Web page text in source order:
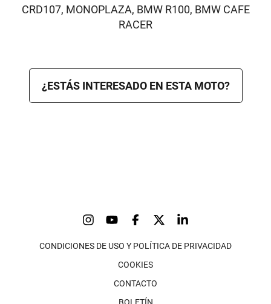
CRD107, MONOPLAZA, BMW R100, BMW CAFE
RACER
¿ESTÁS INTERESADO EN ESTA MOTO?
CONDICIONES DE USO Y POLÍTICA DE PRIVACIDAD
COOKIES
CONTACTO